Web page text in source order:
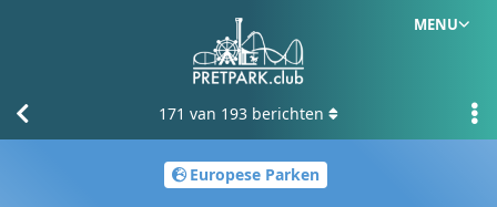
MENU
Europese Parken
171 van 193 berichten